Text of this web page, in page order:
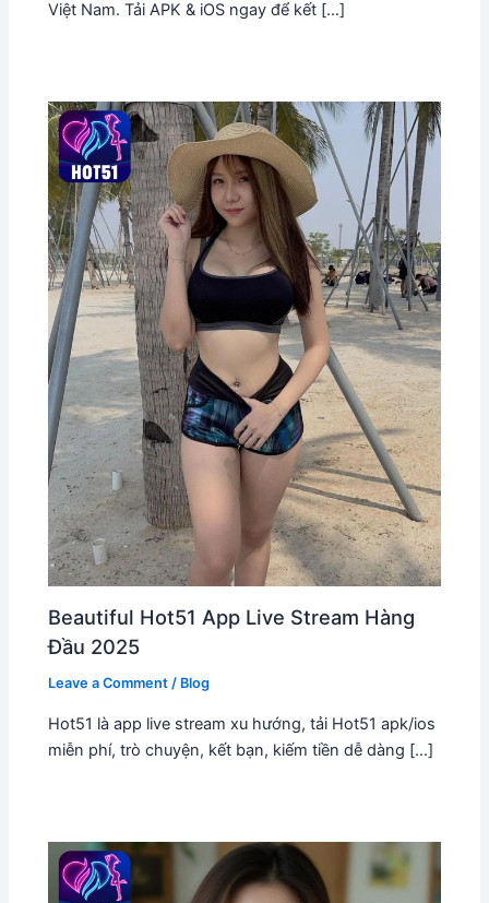
Việt Nam. Tải APK & iOS ngay để kết […]
Beautiful Hot51 App Live Stream Hàng
Đầu 2025
Leave a Comment / Blog
Hot51 là app live stream xu hướng, tải Hot51 apk/ios
miễn phí, trò chuyện, kết bạn, kiếm tiền dễ dàng […]